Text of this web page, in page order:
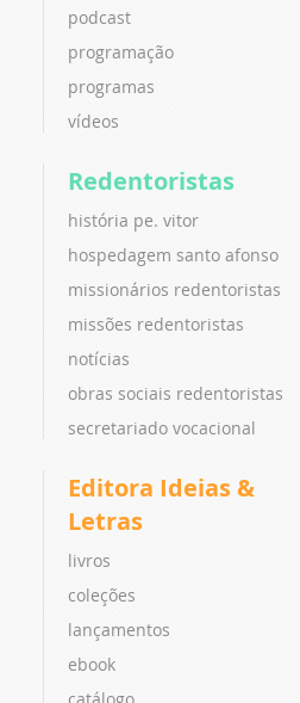
podcast
programação
programas
vídeos
Redentoristas
história pe. vitor
hospedagem santo afonso
missionários redentoristas
missões redentoristas
notícias
obras sociais redentoristas
secretariado vocacional
Editora Ideias &
Letras
livros
coleções
lançamentos
ebook